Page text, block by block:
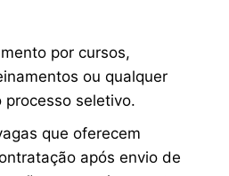
por cursos,
ou qualquer
seletivo.
que oferecem
após envio de